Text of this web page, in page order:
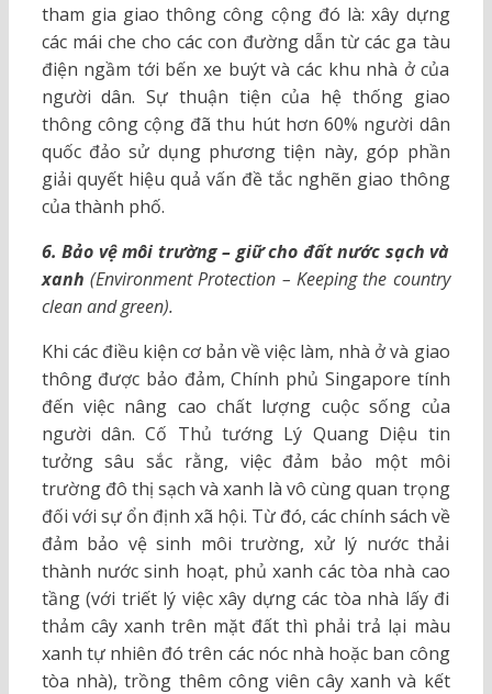
tham gia giao thông công cộng đó là: xây dựng
các mái che cho các con đường dẫn từ các ga tàu
điện ngầm tới bến xe buýt và các khu nhà ở của
người dân. Sự thuận tiện của hệ thống giao
thông công cộng đã thu hút hơn 60% người dân
quốc đảo sử dụng phương tiện này, góp phần
giải quyết hiệu quả vấn đề tắc nghẽn giao thông
của thành phố.
6. Bảo vệ môi trường – giữ cho đất nước sạch và
xanh (Environment Protection – Keeping the country
clean and green).
Khi các điều kiện cơ bản về việc làm, nhà ở và giao
thông được bảo đảm, Chính phủ Singapore tính
đến việc nâng cao chất lượng cuộc sống của
người dân. Cố Thủ tướng Lý Quang Diệu tin
tưởng sâu sắc rằng, việc đảm bảo một môi
trường đô thị sạch và xanh là vô cùng quan trọng
đối với sự ổn định xã hội. Từ đó, các chính sách về
đảm bảo vệ sinh môi trường, xử lý nước thải
thành nước sinh hoạt, phủ xanh các tòa nhà cao
tầng (với triết lý việc xây dựng các tòa nhà lấy đi
thảm cây xanh trên mặt đất thì phải trả lại màu
xanh tự nhiên đó trên các nóc nhà hoặc ban công
tòa nhà), trồng thêm công viên cây xanh và kết